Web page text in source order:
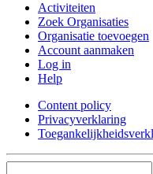
Activiteiten
Zoek Organisaties
Organisatie toevoegen
Account aanmaken
Log in
Help
Content policy
Privacyverklaring